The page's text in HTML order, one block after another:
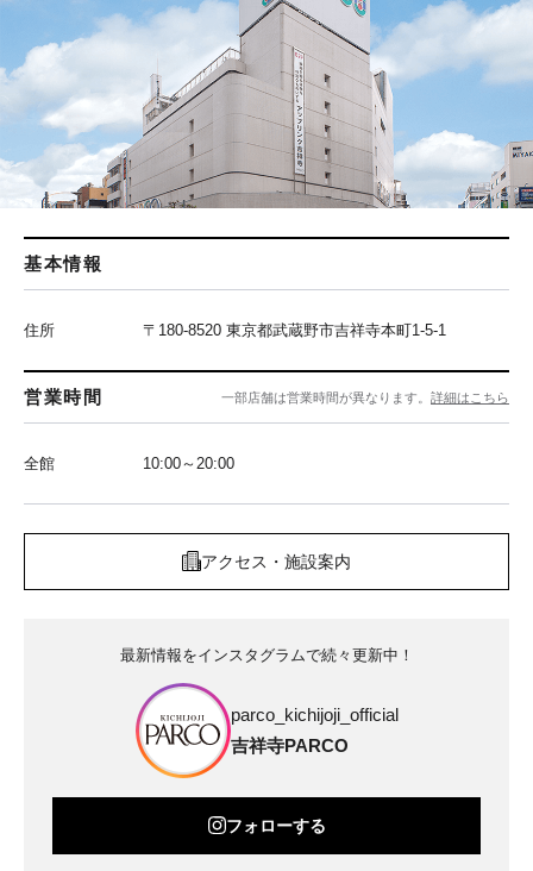
基本情報
住所 〒180-8520 東京都武蔵野市吉祥寺本町1-5-1
営業時間 一部店舗は営業時間が異なります。 詳細はこちら
全館 10:00～20:00
アクセス・施設案内
最新情報をインスタグラムで続々更新中！
parco_kichijoji_official
吉祥寺PARCO
フォローする